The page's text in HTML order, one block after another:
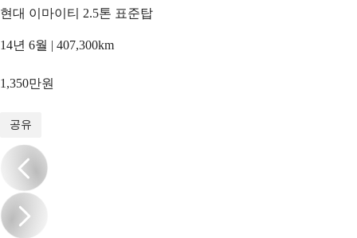
현대 이마이티 2.5톤 표준탑
14년 6월 | 407,300km
1,350만원
공유
/20